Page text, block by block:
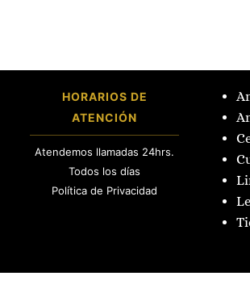
HORARIOS DE
ATENCIÓN
Atendemos llamadas 24hrs.
Todos los días
Política de Privacidad